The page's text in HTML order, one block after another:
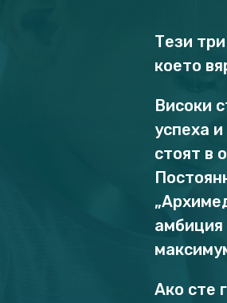
Тези
което
Високи
успеха
стоят в
амбиция
Ако сте